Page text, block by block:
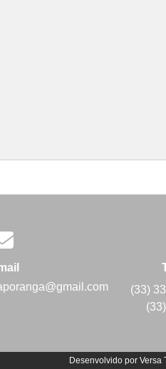
(33)
Desenvolvido por Versa